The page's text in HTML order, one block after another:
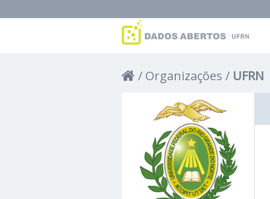
Organizações UFRN